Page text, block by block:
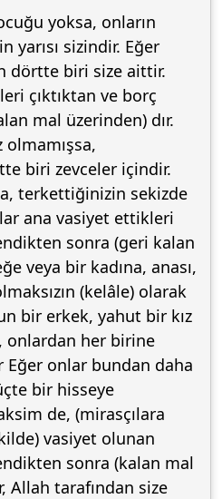
yoksa, onların
sizindir. Eğer
dörtte biri size aittir.
çıktıktan ve borç
mal üzerinden) dır.
biri zevceler içindir.
terkettiğinizin sekizde
ana vasiyet ettikleri
sonra (geri kalan
veya bir kadına, anası,
(kelâle) olarak
bir erkek, yahut bir kız
onlardan her birine
Eğer onlar bundan daha
bir hisseye
de, (mirasçılara
vasiyet olunan
sonra (kalan mal
Allah tarafından size